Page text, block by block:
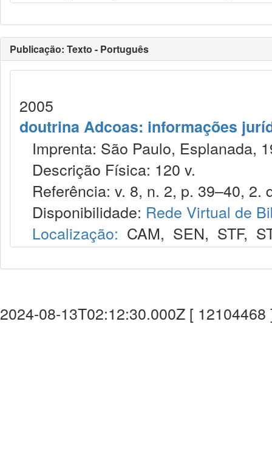
Publicação: Texto - Português
2005
doutrina Adcoas: informações
Imprenta: São Paulo, Esplanada,
Descrição Física: 120 v.
Referência: v. 8, n. 2, p. 39–40, 2.
Disponibilidade: Rede Virtual de
Localização: CAM, SEN, STF,
2024-08-13T02:12:30.000Z [ 12104468